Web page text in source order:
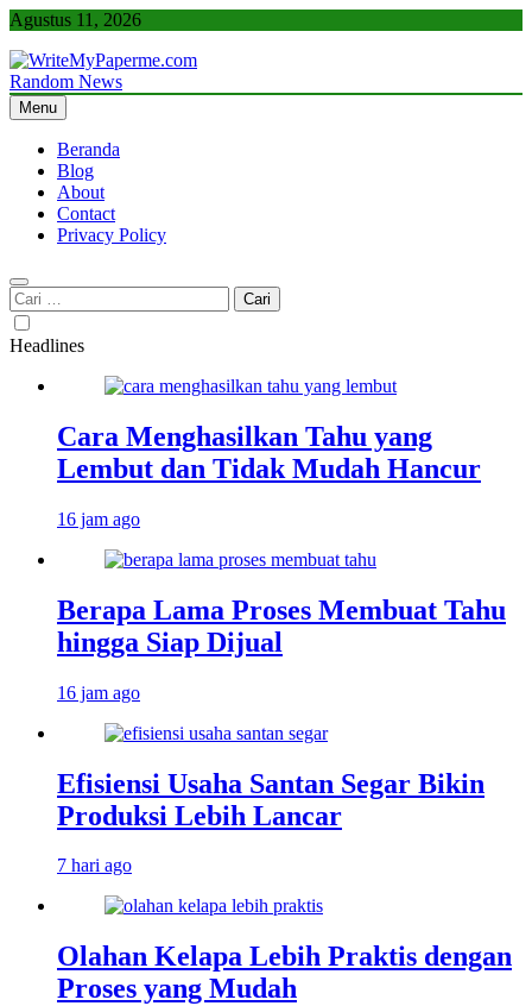
Skip
content
Agustus 11, 2026
WriteMyPaperme.com
Bisnis, Kuliner, Teknologi
Random News
Menu
Beranda
Blog
About
Contact
Privacy Policy
Cari
untuk:
Headlines
Cara Menghasilkan Tahu yang
Lembut dan Tidak Mudah Hancur
16 jam ago
Berapa Lama Proses Membuat Tahu
hingga Siap Dijual
16 jam ago
Efisiensi Usaha Santan Segar Bikin
Produksi Lebih Lancar
7 hari ago
Olahan Kelapa Lebih Praktis dengan
Proses yang Mudah